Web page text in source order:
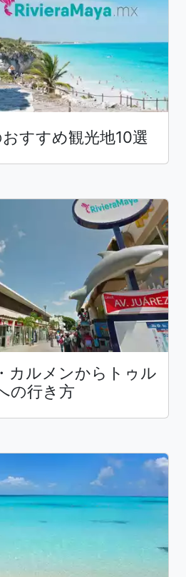
すすめ観光地10選
カルメンからトゥル
の行き方